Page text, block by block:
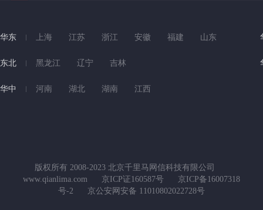
华东 上海 江苏 浙江 安徽 福建 山东
东北 黑龙江 辽宁 吉林
华中 河南 湖北 湖南 江西
版权所有 2008-2023 北京千里马网信科技有限公司
www.qianlima.com
京ICP证160587号
京ICP备16007318
号-2
京公安网安备 11010802022728号